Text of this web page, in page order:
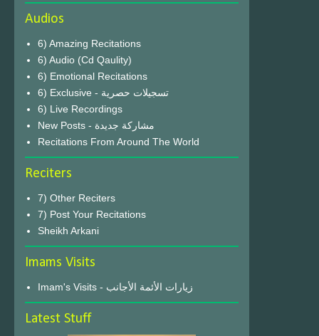
Audios
6) Amazing Recitations
6) Audio (Cd Qaulity)
6) Emotional Recitations
6) Exclusive - تسجيلات حصرية
6) Live Recordings
New Posts - مشاركة جديدة
Recitations From Around The World
Reciters
7) Other Reciters
7) Post Your Recitations
Sheikh Arkani
Imams Visits
Imam's Visits - زيارات الأئمة الأجانب
Latest Stuff